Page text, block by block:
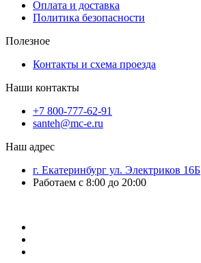
Оплата и доставка
Политика безопасности
Полезное
Контакты и схема проезда
Наши контакты
+7 800-777-62-91
santeh@mc-e.ru
Наш адрес
г. Екатеринбург ул. Электриков 16Б
Работаем с 8:00 до 20:00